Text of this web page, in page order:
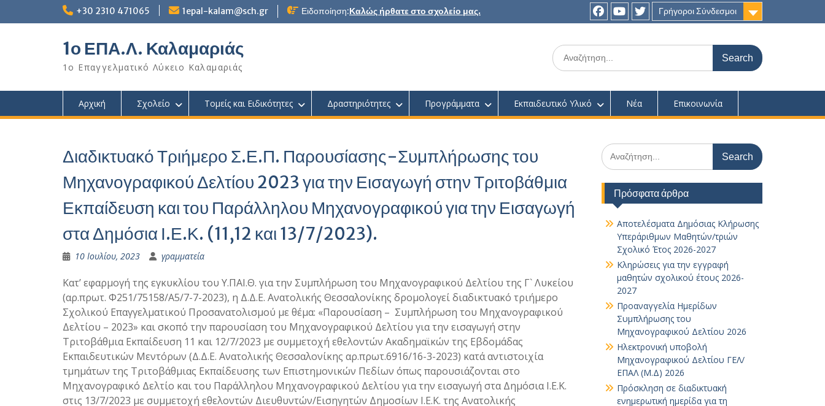
+30 2310 471065 1epal-kalam@sch.gr Ειδοποίηση:Καλώς ήρθατε στο σχολείο μας.
Γρήγοροι Σύνδεσμοι
Facebookyoutubetwitter
1ο ΕΠΑ.Λ. Καλαμαριάς
1ο Επαγγελματικό Λύκειο Καλαμαριάς
Search
for:
Αρχική Σχολείο Τομείς και Ειδικότητες Δραστηριότητες Προγράμματα Εκπαιδευτικό Υλικό Νέα Επικοινωνία
Διαδικτυακό Τριήμερο Σ.Ε.Π. Παρουσίασης-Συμπλήρωσης του
Μηχανογραφικού Δελτίου 2023 για την Εισαγωγή στην Τριτοβάθμια
Εκπαίδευση και του Παράλληλου Μηχανογραφικού για την Εισαγωγή
στα Δημόσια Ι.Ε.Κ. (11,12 και 13/7/2023).
10 Ιουλίου, 2023 γραμματεία
Κατ’ εφαρμογή της εγκυκλίου του Υ.ΠΑΙ.Θ. για την Συμπλήρωση του Μηχανογραφικού Δελτίου της Γ` Λυκείου
(αρ.πρωτ. Φ251/75158/Α5/7-7-2023), η Δ.Δ.Ε. Ανατολικής Θεσσαλονίκης δρομολογεί διαδικτυακό τριήμερο
Σχολικού Επαγγελματικού Προσανατολισμού με θέμα: «Παρουσίαση – Συμπλήρωση του Μηχανογραφικού
Δελτίου – 2023» και σκοπό την παρουσίαση του Μηχανογραφικού Δελτίου για την εισαγωγή στην
Τριτοβάθμια Εκπαίδευση 11 και 12/7/2023 με συμμετοχή εθελοντών Ακαδημαϊκών της Εβδομάδας
Εκπαιδευτικών Μεντόρων (Δ.Δ.Ε. Ανατολικής Θεσσαλονίκης αρ.πρωτ.6916/16-3-2023) κατά αντιστοιχία
τμημάτων της Τριτοβάθμιας Εκπαίδευσης των Επιστημονικών Πεδίων όπως παρουσιάζονται στο
Μηχανογραφικό Δελτίο και του Παράλληλου Μηχανογραφικού Δελτίου για την εισαγωγή στα Δημόσια Ι.Ε.Κ.
στις 13/7/2023 με συμμετοχή εθελοντών Διευθυντών/Εισηγητών Δημοσίων Ι.Ε.Κ. της Ανατολικής
Search
for:
Πρόσφατα άρθρα
Αποτελέσματα Δημόσιας Κλήρωσης
Υπεράριθμων Μαθητών/τριών
Σχολικό Έτος 2026-2027
Κληρώσεις για την εγγραφή
μαθητών σχολικού έτους 2026-
2027
Προαναγγελία Ημερίδων
Συμπλήρωσης του
Μηχανογραφικού Δελτίου 2026
Ηλεκτρονική υποβολή
Μηχανογραφικού Δελτίου ΓΕΛ/
ΕΠΑΛ (Μ.Δ) 2026
Πρόσκληση σε διαδικτυακή
ενημερωτική ημερίδα για τη